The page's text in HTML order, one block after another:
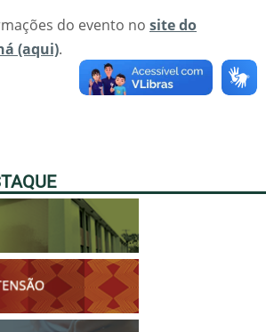
do evento no site do
(aqui).